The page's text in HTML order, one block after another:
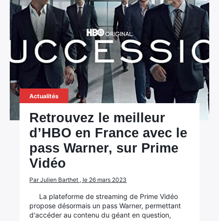
Actualités
Retrouvez le meilleur
d’HBO en France avec le
pass Warner, sur Prime
Vidéo
Par Julien Barthet , le 26 mars 2023
La plateforme de streaming de Prime Vidéo
propose désormais un pass Warner, permettant
d'accéder au contenu du géant en question,